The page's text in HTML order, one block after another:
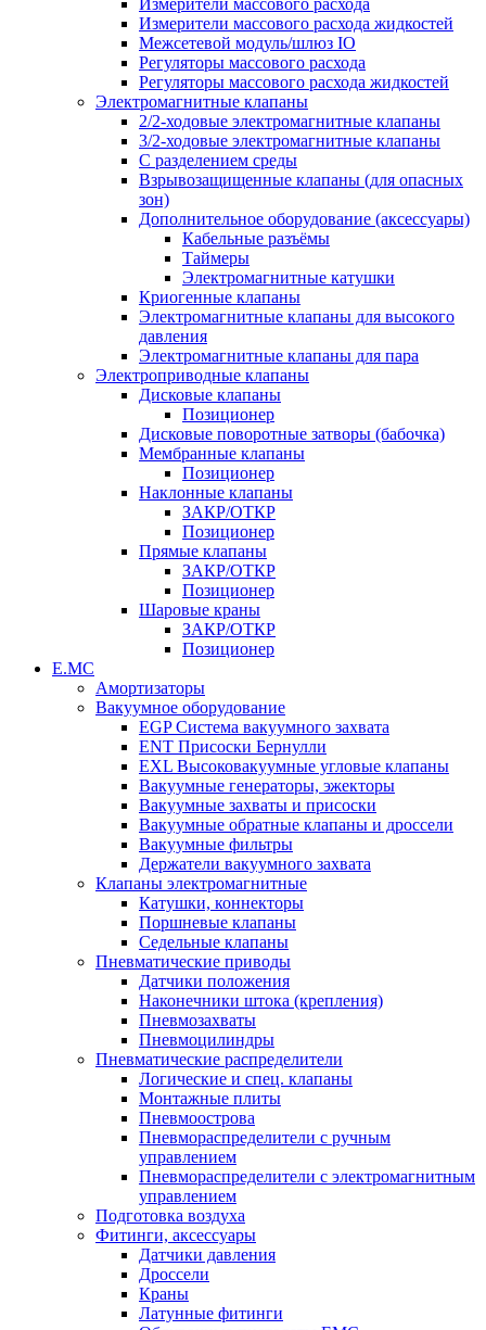
Измерители массового расхода жидкостей
Межсетевой модуль/шлюз IO
Регуляторы массового расхода
Регуляторы массового расхода жидкостей
Электромагнитные клапаны
2/2-ходовые электромагнитные клапаны
3/2-ходовые электромагнитные клапаны
C разделением среды
Взрывозащищенные клапаны (для опасных
зон)
Дополнительное оборудование (аксессуары)
Кабельные разъёмы
Таймеры
Электромагнитные катушки
Криогенные клапаны
Электромагнитные клапаны для высокого
давления
Электромагнитные клапаны для пара
Электроприводные клапаны
Дисковые клапаны
Позиционер
Дисковые поворотные затворы (бабочка)
Мембранные клапаны
Позиционер
Наклонные клапаны
ЗАКР/ОТКР
Позиционер
Прямые клапаны
ЗАКР/ОТКР
Позиционер
Шаровые краны
ЗАКР/ОТКР
Позиционер
Е.МС
Амортизаторы
Вакуумное оборудование
EGP Система вакуумного захвата
ENT Присоски Бернулли
EXL Высоковакуумные угловые клапаны
Вакуумные генераторы, эжекторы
Вакуумные захваты и присоски
Вакуумные обратные клапаны и дроссели
Вакуумные фильтры
Держатели вакуумного захвата
Клапаны электромагнитные
Катушки, коннекторы
Поршневые клапаны
Седельные клапаны
Пневматические приводы
Датчики положения
Наконечники штока (крепления)
Пневмозахваты
Пневмоцилиндры
Пневматические распределители
Логические и спец. клапаны
Монтажные плиты
Пневмоострова
Пневмораспределители с ручным
управлением
Пневмораспределители с электромагнитным
управлением
Подготовка воздуха
Фитинги, аксессуары
Датчики давления
Дроссели
Краны
Латунные фитинги